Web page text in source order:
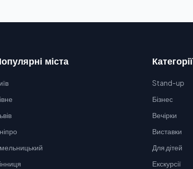
міста Категорії
Stand-up
Бізнес
Вечірки
Виставки
Для дітей
Екскурсії